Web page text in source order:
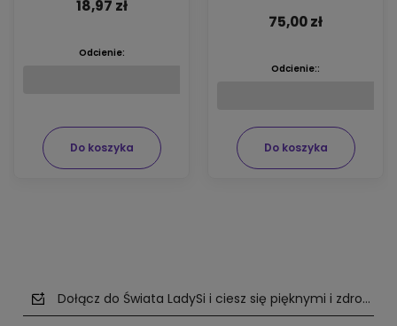
18,97 zł
Do koszyka
Odcienie:
włosy 74ml
75,00 zł
Do koszyka
Odcienie::
Dołącz do Świata LadySi i ciesz się pięknymi i